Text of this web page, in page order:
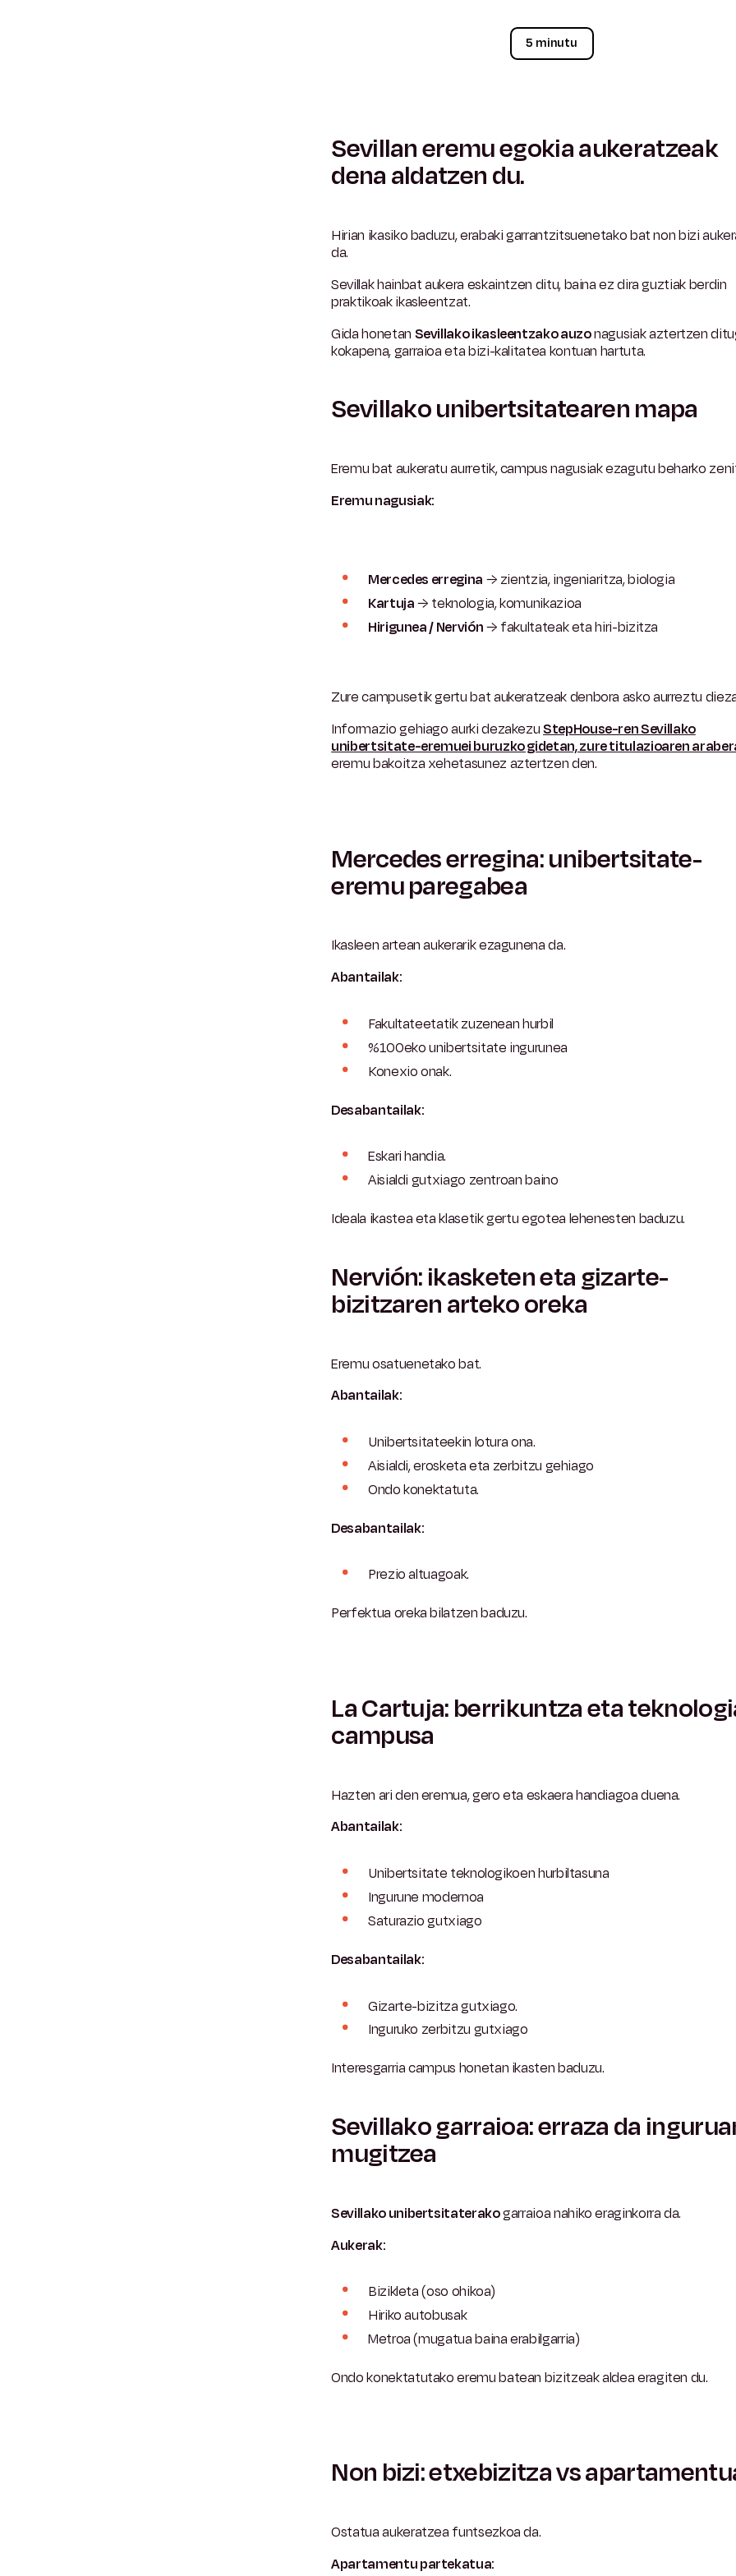
5 minutu
Sevillan eremu egokia aukeratzeak
dena aldatzen du.
Hirian ikasiko baduzu, erabaki garrantzitsuenetako bat non bizi
da.
Sevillak hainbat aukera eskaintzen ditu, baina ez dira guztiak berdin
praktikoak ikasleentzat.
Gida honetan Sevillako ikasleentzako auzonagusiak aztertzen
kokapena, garraioa eta bizi-kalitatea kontuan hartuta.
Sevillako unibertsitatearen mapa
Eremu bat aukeratu aurretik, campus nagusiak ezagutu beharko
Eremu nagusiak:
Mercedes erregina → zientzia, ingeniaritza, biologia
Kartuja→ teknologia, komunikazioa
Hirigunea / Nervión→ fakultateak eta hiri-bizitza
Zure campusetik gertu bat aukeratzeak denbora asko aurreztu
Informazio gehiago aurki dezakezuStepHouse-ren Sevillako
unibertsitate-eremuei buruzko gidetan, zure titulazioaren
eremu bakoitza xehetasunez aztertzen den.
Mercedes erregina: unibertsitate-
eremu paregabea
Ikasleen artean aukerarik ezagunena da.
Abantailak:
Fakultateetatik zuzenean hurbil
%100eko unibertsitate ingurunea
Konexio onak.
Desabantailak:
Eskari handia.
Aisialdi gutxiago zentroan baino
Ideala ikastea eta klasetik gertu egotea lehenesten baduzu.
Nervión: ikasketen eta gizarte-
bizitzaren arteko oreka
Eremu osatuenetako bat.
Abantailak:
Unibertsitateekin lotura ona.
Aisialdi, erosketa eta zerbitzu gehiago
Ondo konektatuta.
Desabantailak:
Prezio altuagoak.
Perfektua oreka bilatzen baduzu.
La Cartuja: berrikuntza eta
campusa
Hazten ari den eremua, gero eta eskaera handiagoa duena.
Abantailak:
Unibertsitate teknologikoen hurbiltasuna
Ingurune modernoa
Saturazio gutxiago
Desabantailak:
Gizarte-bizitza gutxiago.
Inguruko zerbitzu gutxiago
Interesgarria campus honetan ikasten baduzu.
Sevillako garraioa: erraza da
mugitzea
Sevillako unibertsitaterakogarraioanahiko eraginkorra da.
Aukerak:
Bizikleta (oso ohikoa)
Hiriko autobusak
Metroa (mugatua baina erabilgarria)
Ondo konektatutako eremu batean bizitzeak aldea eragiten du.
Non bizi: etxebizitza vs
Ostatua aukeratzea funtsezkoa da.
Apartamentu partekatua: